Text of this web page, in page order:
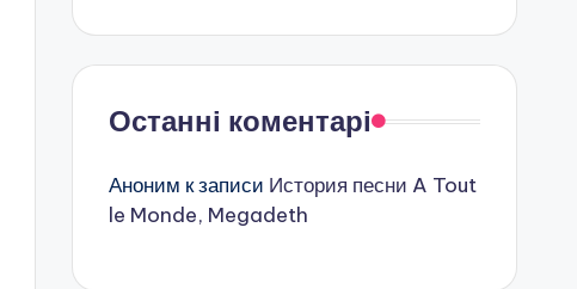
Останні коментарі
Аноним к записи История песни A Tout
le Monde, Megadeth